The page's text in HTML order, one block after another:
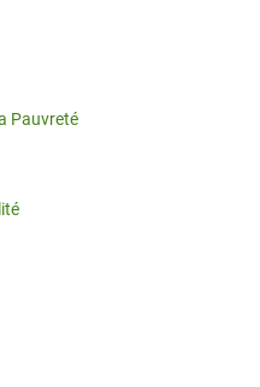
Pauvreté